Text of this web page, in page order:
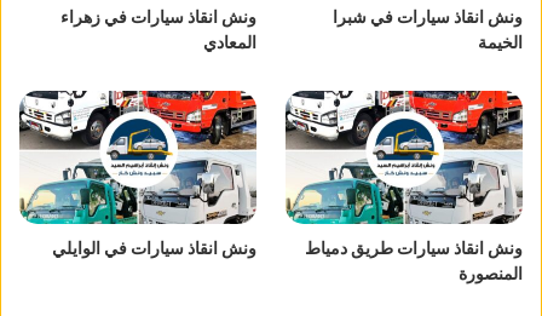
ونش انقاذ سيارات في شبرا
الخيمة
ونش انقاذ سيارات في زهراء
المعادي
ونش انقاذ سيارات طريق دمياط
المنصورة
ونش انقاذ سيارات في الوايلي